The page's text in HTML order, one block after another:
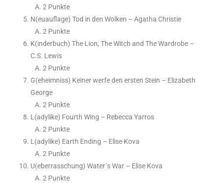
2 Punkte
N(euauflage) Tod in den Wolken – Agatha Christie
2 Punkte
K(inderbuch) The Lion, The Witch and The Wardrobe –
C.S. Lewis
2 Punkte
G(eheimniss) Keiner werfe den ersten Stein – Elizabeth
George
2 Punkte
L(adylike) Fourth Wing – Rebecca Yarros
2 Punkte
L(adylike) Earth Ending – Elise Kova
2 Punkte
U(eberrasschung) Water´s War – Elise Kova
2 Punkte